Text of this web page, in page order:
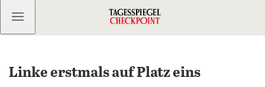
Kostenlos anmelden
Linke erstmals auf Platz eins